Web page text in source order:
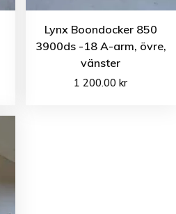
Lynx Boondocker 850
3900ds -18 A-arm, övre,
vänster
1 200.00kr